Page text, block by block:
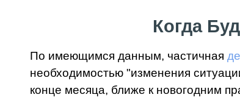
Когда
По имеющимся данным, частичная
необходимостью "изменения
конце месяца, ближе к новогодним